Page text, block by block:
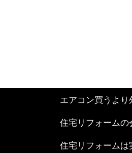
エアコン買うよ
住宅リフォーム
住宅リフォームは